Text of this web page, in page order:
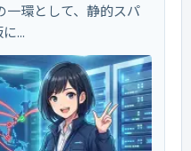
一環として、静的スパ
...